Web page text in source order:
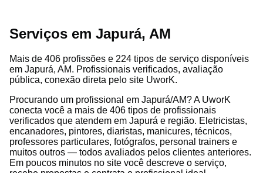
Serviços em Japurá, AM
Mais de 406 profissões e 224 tipos de serviço disponíveis
em Japurá, AM. Profissionais verificados, avaliação
pública, conexão direta pelo site UworK.
Procurando um profissional em Japurá/AM? A UworK
conecta você a mais de 406 tipos de profissionais
verificados que atendem em Japurá e região. Eletricistas,
encanadores, pintores, diaristas, manicures, técnicos,
professores particulares, fotógrafos, personal trainers e
muitos outros — todos avaliados pelos clientes anteriores.
Em poucos minutos no site você descreve o serviço,